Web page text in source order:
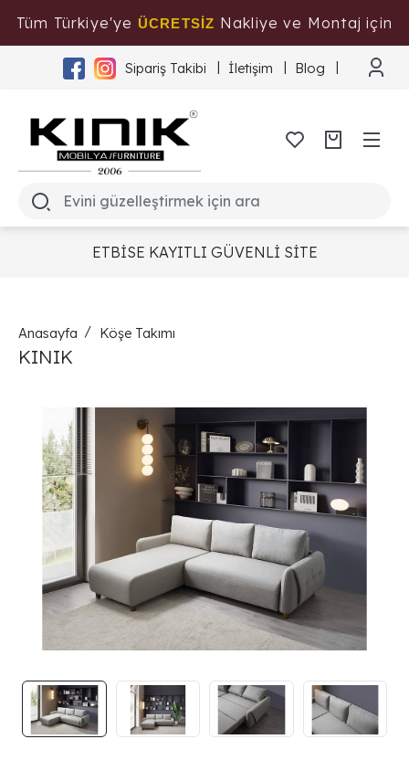
Tüm Türkiye'ye ÜCRETSİZ Nakliye ve Montaj için
Tıklayınız
Sipariş Takibi İletişim Blog
ETBİSE KAYITLI GÜVENLİ SİTE
Anasayfa Köşe Takımı
KINIK